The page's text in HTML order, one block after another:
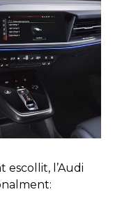
escollit, l’Audi